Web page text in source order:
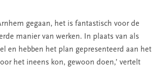
gegaan, het is fantastisch voor de
manier van werken. In plaats van als
en hebben het plan gepresenteerd aan het
het ineens kon, gewoon doen,’ vertelt